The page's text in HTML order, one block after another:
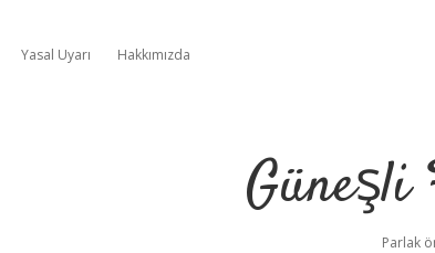
Yasal Uyarı Hakkımızda
Güneşli
Parlak